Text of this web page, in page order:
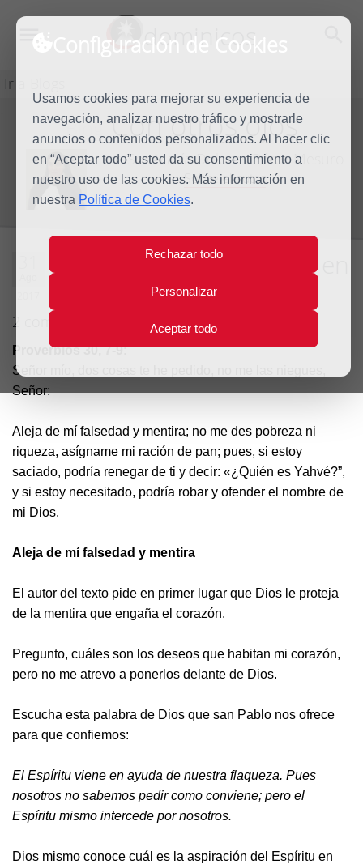
Configuración de Cookies
Usamos cookies para mejorar su experiencia de
navegación, analizar nuestro tráfico y mostrarle
anuncios o contenidos personalizados. Al hacer clic
en “Aceptar todo” usted da su consentimiento a
nuestro uso de las cookies. Más información en
nuestra Política de Cookies.
Rechazar todo
Personalizar
Aceptar todo
dominicos
Ir a Blogs
BlogCon otros ojos
de Sor María Dolores Pérez Mesuro
Sobre el autor
Vivir, sencillamente vivir, en
las manos de Dios
2 comentarios
Proverbios 30, 7-9:
Señor mío, dos cosas te he pedido, no me las niegues,
Señor:
Aleja de mí falsedad y mentira; no me des pobreza ni
riqueza, asígname mi ración de pan; pues, si estoy
saciado, podría renegar de ti y decir: «¿Quién es Yahvé?”,
y si estoy necesitado, podría robar y ofender el nombre de
mi Dios.
Aleja de mí falsedad y mentira
El autor del texto pide en primer lugar que Dios le proteja
de la mentira que engaña el corazón.
Pregunto, cuáles son los deseos que habitan mi corazón,
pero no me atrevo a ponerlos delante de Dios.
Escucha esta palabra de Dios que san Pablo nos ofrece
para que confiemos:
El Espíritu viene en ayuda de nuestra flaqueza. Pues
nosotros no sabemos pedir como conviene; pero el
Espíritu mismo intercede por nosotros.
Dios mismo conoce cuál es la aspiración del Espíritu en